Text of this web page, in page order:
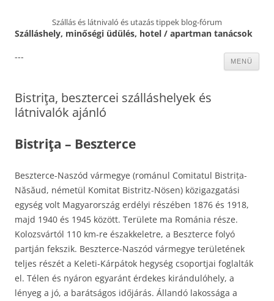
Szállás és látnivaló és utazás tippek blog-fórum
Szálláshely, minőségi üdülés, hotel / apartman tanácsok
MENÜ
---
Bistriţa, besztercei szálláshelyek és
látnivalók ajánló
Bistriţa – Beszterce
Beszterce-Naszód vármegye (románul Comitatul Bistrița-
Năsăud, németül Komitat Bistritz-Nösen) közigazgatási
egység volt Magyarország erdélyi részében 1876 és 1918,
majd 1940 és 1945 között. Területe ma Románia része.
Kolozsvártól 110 km-re északkeletre, a Beszterce folyó
partján fekszik. Beszterce-Naszód vármegye területének
teljes részét a Keleti-Kárpátok hegység csoportjai foglalták
el. Télen és nyáron egyaránt érdekes kirándulóhely, a
lényeg a jó, a barátságos időjárás. Állandó lakossága a